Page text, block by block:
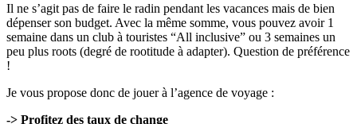
Il ne s’agit pas de faire le radin pendant les vacances mais de bien
dépenser son budget. Avec la même somme, vous pouvez avoir 1
semaine dans un club à touristes “All inclusive” ou 3 semaines un
peu plus roots (degré de rootitude à adapter). Question de préférence
!
Je vous propose donc de jouer à l’agence de voyage :
-> Profitez des taux de change